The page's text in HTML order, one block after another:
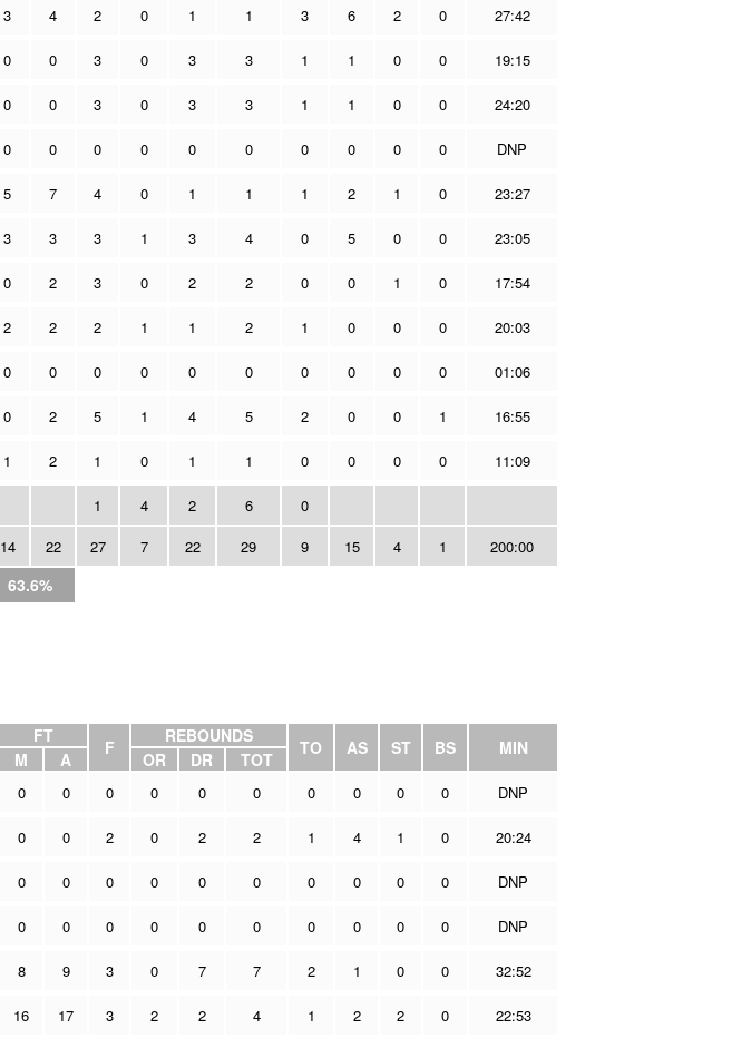
3 4 2 0 1 1 3 6 2 0 27:42
0 0 3 0 3 3 1 1 0 0 19:15
0 0 3 0 3 3 1 1 0 0 24:20
0 0 0 0 0 0 0 0 0 0 DNP
5 7 4 0 1 1 1 2 1 0 23:27
3 3 3 1 3 4 0 5 0 0 23:05
0 2 3 0 2 2 0 0 1 0 17:54
2 2 2 1 1 2 1 0 0 0 20:03
0 0 0 0 0 0 0 0 0 0 01:06
0 2 5 1 4 5 2 0 0 1 16:55
1 2 1 0 1 1 0 0 0 0 11:09
1 4 2 6 0
14 22 27 7 22 29 9 15 4 1 200:00
63.6%
FT
F
REBOUNDS
TO AS ST BS MIN
M A OR DR TOT
0 0 0 0 0 0 0 0 0 0 DNP
0 0 2 0 2 2 1 4 1 0 20:24
0 0 0 0 0 0 0 0 0 0 DNP
0 0 0 0 0 0 0 0 0 0 DNP
8 9 3 0 7 7 2 1 0 0 32:52
16 17 3 2 2 4 1 2 2 0 22:53